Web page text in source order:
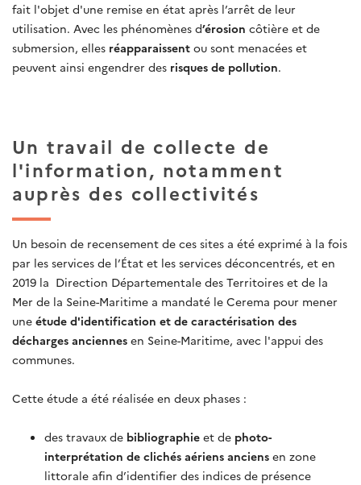
fait l'objet d'une remise en état après l’arrêt de leur
utilisation. Avec les phénomènes d’érosion côtière et de
submersion, elles réapparaissent ou sont menacées et
peuvent ainsi engendrer des risques de pollution.
Un travail de collecte de
l'information, notamment
auprès des collectivités
Un besoin de recensement de ces sites a été exprimé à la fois
par les services de l’État et les services déconcentrés, et en
2019 la Direction Départementale des Territoires et de la
Mer de la Seine-Maritime a mandaté le Cerema pour mener
une étude d'identification et de caractérisation des
décharges anciennes en Seine-Maritime, avec l'appui des
communes.
Cette étude a été réalisée en deux phases :
des travaux de bibliographie et de photo-
interprétation de clichés aériens anciens en zone
littorale afin d’identifier des indices de présence